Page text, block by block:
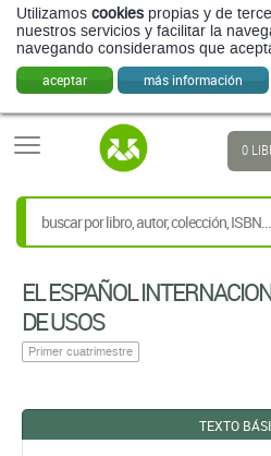
Utilizamos cookies propias y de
nuestros servicios y facilitar la
navegando consideramos que
aceptar más información
0
EL ESPAÑOL
DE USOS
Primer cuatrimestre
TEXTO